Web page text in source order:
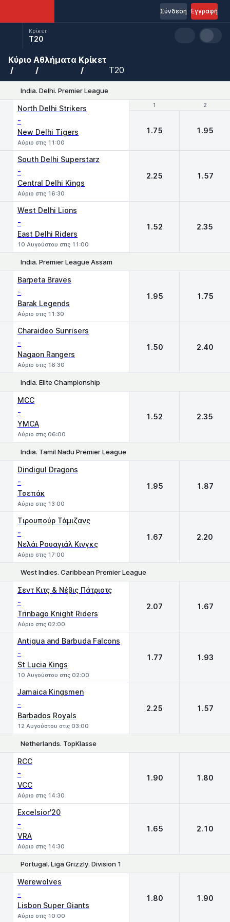
Εγγραφή
Σύνδεση
Κρίκετ
T20
Κύριο Αθλήματα Κρίκετ
T20
India. Delhi. Premier League
1 2
North Delhi Strikers
-
New Delhi Tigers
Αύριο στις 11:00
1 2
1.75 1.95
South Delhi Superstarz
-
Central Delhi Kings
Αύριο στις 16:30
2.25 1.57
West Delhi Lions
-
East Delhi Riders
10 Αυγούστου στις 11:00
1.52 2.35
India. Premier League Assam
Barpeta Braves
-
Barak Legends
Αύριο στις 11:30
1.95 1.75
Charaideo Sunrisers
-
Nagaon Rangers
Αύριο στις 16:30
1.50 2.40
India. Elite Championship
MCC
-
YMCA
Αύριο στις 06:00
1.52 2.35
India. Tamil Nadu Premier League
Dindigul Dragons
-
Τσεπάκ
Αύριο στις 13:00
1.95 1.87
Τιρουπούρ Τάμιζανς
-
Νελάι Ρουαγιάλ Κινγκς
Αύριο στις 17:00
1.67 2.20
West Indies. Caribbean Premier League
Σεντ Κιτς & Νέβις Πάτριοτς
-
Trinbago Knight Riders
Αύριο στις 02:00
2.07 1.67
Antigua and Barbuda Falcons
-
St Lucia Kings
10 Αυγούστου στις 02:00
1.77 1.93
Jamaica Kingsmen
-
Barbados Royals
12 Αυγούστου στις 03:00
2.25 1.57
Netherlands. TopKlasse
RCC
-
VCC
Αύριο στις 14:30
1.90 1.80
Excelsior'20
-
VRA
Αύριο στις 14:30
1.65 2.10
Portugal. Liga Grizzly. Division 1
Werewolves
-
Lisbon Super Giants
Αύριο στις 10:00
1.80 1.90